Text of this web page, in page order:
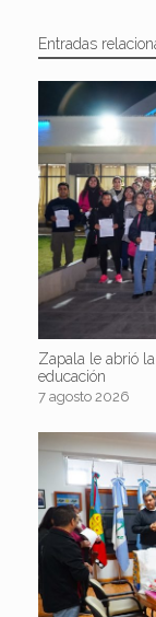
Entradas
Zapala le abrió
educación
7 agosto 2026